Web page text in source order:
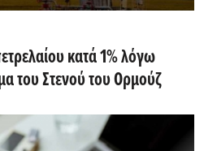
κατά 1% λόγω
του Στενού του Ορμούζ